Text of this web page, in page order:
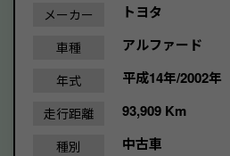
メーカー トヨタ
車種 アルファード
年式 平成14年/2002年
走行距離 93,909 Km
種別 中古車